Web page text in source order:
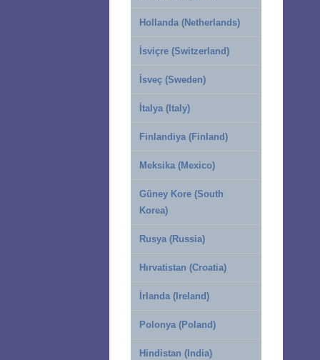
Hollanda (Netherlands)
İsviçre (Switzerland)
İsveç (Sweden)
İtalya (Italy)
Finlandiya (Finland)
Meksika (Mexico)
Güney Kore (South
Korea)
Rusya (Russia)
Hırvatistan (Croatia)
İrlanda (Ireland)
Polonya (Poland)
Hindistan (India)